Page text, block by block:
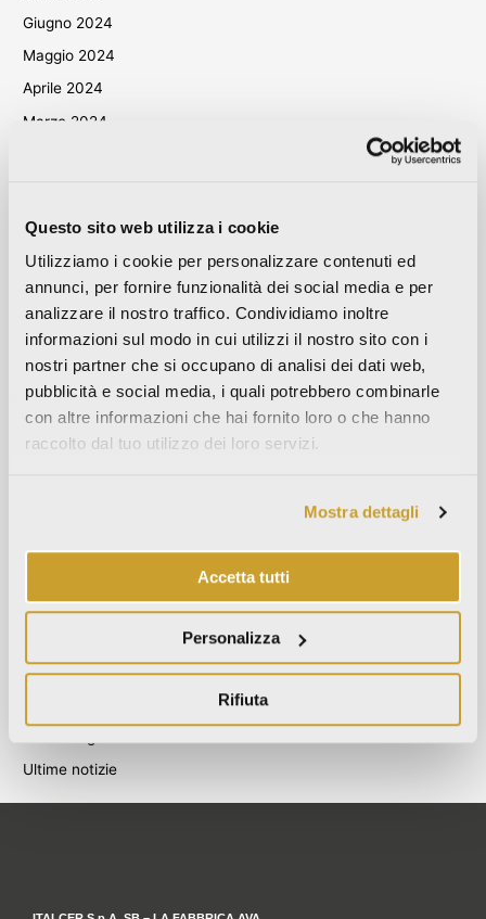
Questo sito web utilizza i cookie
Utilizziamo i cookie per personalizzare contenuti ed
annunci, per fornire funzionalità dei social media e per
analizzare il nostro traffico. Condividiamo inoltre
informazioni sul modo in cui utilizzi il nostro sito con i
nostri partner che si occupano di analisi dei dati web,
pubblicità e social media, i quali potrebbero combinarle
con altre informazioni che hai fornito loro o che hanno
raccolto dal tuo utilizzo dei loro servizi.
Mostra dettagli
Accetta tutti
Personalizza
Rifiuta
Giugno 2024
Maggio 2024
Aprile 2024
Marzo 2024
Maggio 2023
Aprile 2023
Settembre 2022
Marzo 2022
Ottobre 2021
Settembre 2021
Agosto 2021
Dicembre 2020
Settembre 2019
Categories
Ultime notizie